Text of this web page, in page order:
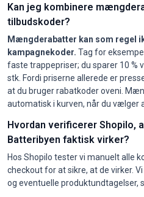
Kan jeg kombinere
tilbudskoder?
Mængderabatter kan som regel
kampagnekoder. Tag for
faste trappepriser; du sparer 10 %
stk. Fordi priserne allerede er
at du bruger rabatkoder oveni.
automatisk i kurven, når du vælger
Hvordan verificerer Shopilo,
Batteribyen faktisk virker?
Hos Shopilo tester vi manuelt alle
checkout for at sikre, at de virker.
og eventuelle produktundtagelser,